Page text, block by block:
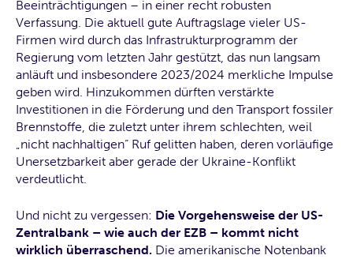
Beeinträchtigungen – in einer recht robusten
Verfassung. Die aktuell gute Auftragslage vieler US-
Firmen wird durch das Infrastrukturprogramm der
Regierung vom letzten Jahr gestützt, das nun langsam
anläuft und insbesondere 2023/2024 merkliche Impulse
geben wird. Hinzukommen dürften verstärkte
Investitionen in die Förderung und den Transport fossiler
Brennstoffe, die zuletzt unter ihrem schlechten, weil
„nicht nachhaltigen“ Ruf gelitten haben, deren vorläufige
Unersetzbarkeit aber gerade der Ukraine-Konflikt
verdeutlicht.
Und nicht zu vergessen: Die Vorgehensweise der US-
Zentralbank – wie auch der EZB – kommt nicht
wirklich überraschend. Die amerikanische Notenbank